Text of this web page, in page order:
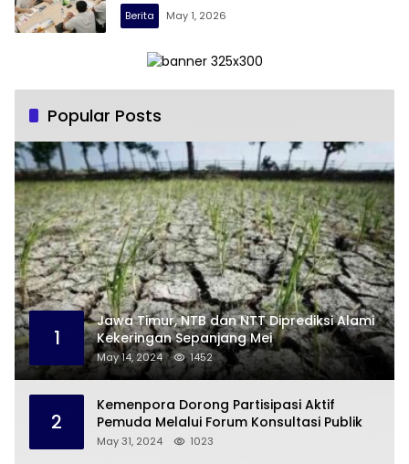
Berita May 1, 2026
Popular Posts
1
Jawa Timur, NTB dan NTT Diprediksi Alami
Kekeringan Sepanjang Mei
May 14, 2024 1452
2
Kemenpora Dorong Partisipasi Aktif
Pemuda Melalui Forum Konsultasi Publik
May 31, 2024 1023